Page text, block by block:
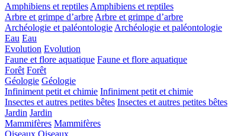
Amphibiens et reptiles Amphibiens et reptiles
Arbre et grimpe d’arbre Arbre et grimpe d’arbre
Archéologie et paléontologie Archéologie et paléontologie
Eau Eau
Evolution Evolution
Faune et flore aquatique Faune et flore aquatique
Forêt Forêt
Géologie Géologie
Infiniment petit et chimie Infiniment petit et chimie
Insectes et autres petites bêtes Insectes et autres petites bêtes
Jardin Jardin
Mammifères Mammifères
Oiseaux Oiseaux